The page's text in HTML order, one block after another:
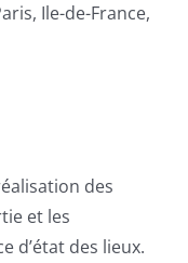
Ile-de-France,
des
et les
d’état des lieux.